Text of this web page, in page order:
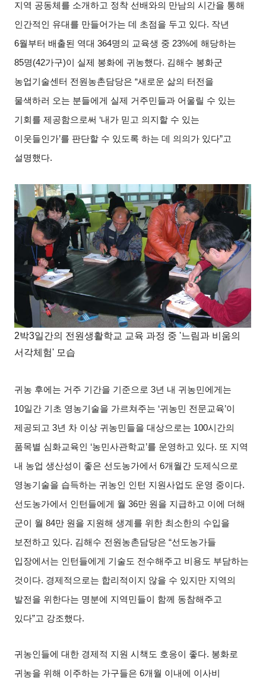
지역 공동체를 소개하고 정착 선배와의 만남의 시간을 통해
인간적인 유대를 만들어가는 데 초점을 두고 있다. 작년
6월부터 배출된 역대 364명의 교육생 중 23%에 해당하는
85명(42가구)이 실제 봉화에 귀농했다. 김해수 봉화군
농업기술센터 전원농촌담당은 “새로운 삶의 터전을
물색하러 오는 분들에게 실제 거주민들과 어울릴 수 있는
기회를 제공함으로써 ‘내가 믿고 의지할 수 있는
이웃들인가’를 판단할 수 있도록 하는 데 의의가 있다”고
설명했다.
2박3일간의 전원생활학교 교육 과정 중 '느림과 비움의
서각체험' 모습
귀농 후에는 거주 기간을 기준으로 3년 내 귀농민에게는
10일간 기초 영농기술을 가르쳐주는 ‘귀농민 전문교육’이
제공되고 3년 차 이상 귀농민들을 대상으로는 100시간의
품목별 심화교육인
‘농민사관학교’를 운영하고 있다. 또 지역
내 농업 생산성이 좋은 선도농가에서 6개월간 도제식으로
영농기술을 습득하는 귀농인 인턴 지원사업도 운영 중이다.
선도농가에서 인턴들에게 월 36만 원을 지급하고 이에 더해
군이 월 84만 원을 지원해 생계를 위한 최소한의 수입을
보전하고 있다. 김해수 전원농촌담당은 “선도농가들
입장에서는 인턴들에게 기술도 전수해주고 비용도 부담하는
것이다. 경제적으로는 합리적이지 않을 수 있지만 지역의
발전을 위한다는 명분에 지역민들이 함께 동참해주고
있다”고 강조했다.
귀농인들에 대한 경제적 지원 시책도 호응이 좋다. 봉화로
귀농을 위해 이주하는 가구들은 6개월 이내에 이사비